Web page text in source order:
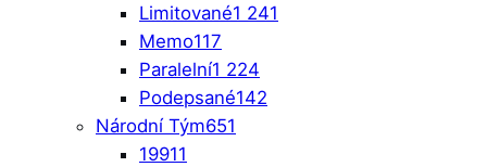
Limitované1 241
Memo117
Paralelní1 224
Podepsané142
Národní Tým651
19911